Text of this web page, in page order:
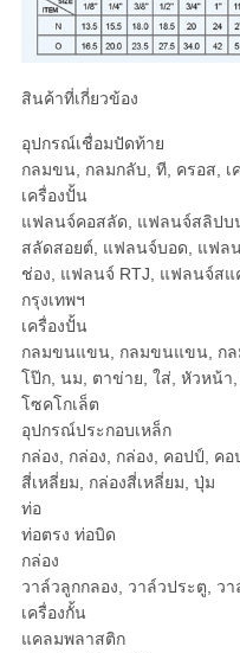
สินค้าที่เกี่ยวข้อง
อุปกรณ์เชื่อมปัดท้าย
กลมขน, กลมกลับ, ที, ครอส, เ
เครื่องปั้น
แฟลนจ์คอสลัด, แฟลนจ์สลิป
สลัดสอยต์, แฟลนจ์บอด, แฟ
ช่อง, แฟลนจ์ RTJ, แฟลนจ์สแ
กรุงเทพฯ
เครื่องปั้น
กลมขนแขน, กลมขนแขน, ก
โป๊ก, นม, ตาข่าย, ใส่, หัวหน้า,
โซคโกเล็ต
อุปกรณ์ประกอบเหล็ก
กล่อง, กล่อง, กล่อง, คอปป์, ค
สี่เหลี่ยม, กล่องสี่เหลี่ยม, ปุ่ม
ท่อ
ท่อตรง ท่อบิด
กล่อง
วาล์วลูกกลอง, วาล์วประตู, ว
เครื่องกั้น
แคลมพลาสติก